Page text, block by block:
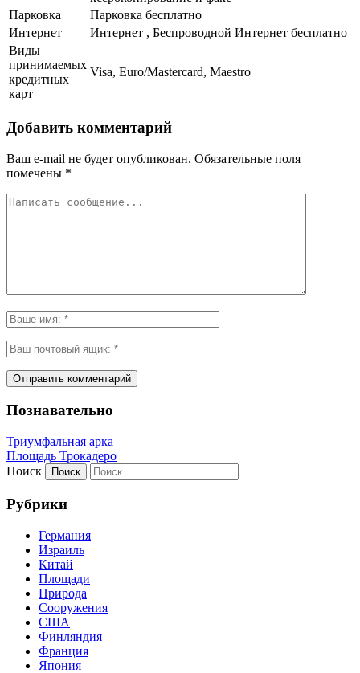
Парковка
Парковка бесплатно
Интернет
Интернет , Беспроводной Интернет бесплатно
Виды
принимаемых
кредитных
карт
Visa, Euro/Mastercard, Maestro
Добавить комментарий
Ваш e-mail не будет опубликован. Обязательные поля
помечены *
Познавательно
Триумфальная арка
Площадь Трокадеро
Поиск
Рубрики
Германия
Израиль
Китай
Площади
Природа
Сооружения
США
Финляндия
Франция
Япония